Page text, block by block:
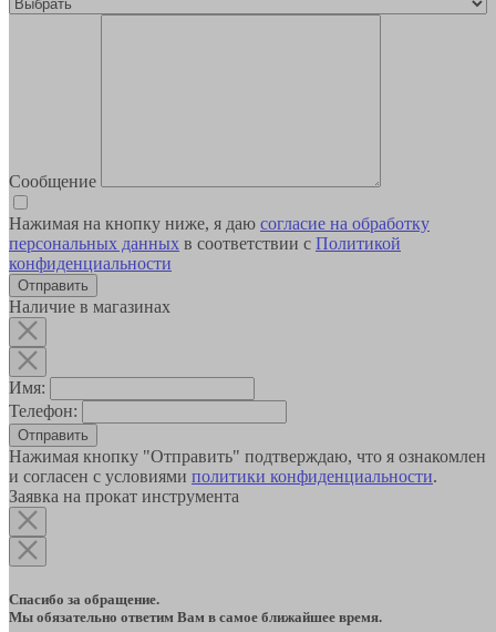
Сообщение
Нажимая на кнопку ниже, я даю согласие на обработку
персональных данных в соответствии с Политикой
конфиденциальности
Наличие в магазинах
Имя:
Телефон:
Отправить
Нажимая кнопку "Отправить" подтверждаю, что я ознакомлен
и согласен с условиями политики конфиденциальности.
Заявка на прокат инструмента
Спасибо за обращение.
Мы обязательно ответим Вам в самое ближайшее время.